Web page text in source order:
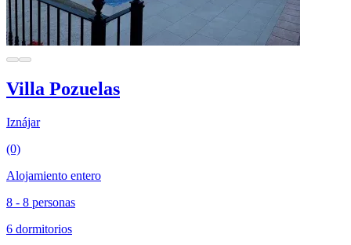
Villa Pozuelas
Iznájar
(0)
Alojamiento entero
8 - 8 personas
6 dormitorios